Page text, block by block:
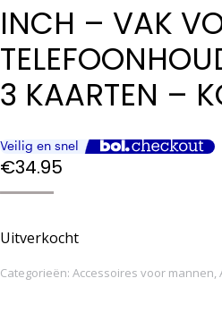
INCH – VAK
3 KAARTEN –
€34.95
Uitverkocht
Categorieën: Accessoires voor mannen,